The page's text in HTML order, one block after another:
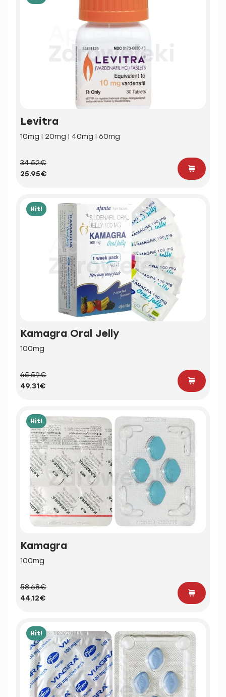
Levitra
10mg | 20mg | 40mg | 60mg
34.52€
25.95€
Hit!
Kamagra Oral Jelly
100mg
65.59€
49.31€
Hit!
Kamagra
100mg
58.68€
44.12€
Hit!